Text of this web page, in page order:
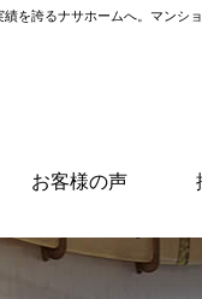
を誇るナサホームへ。マンシ
お客様の声